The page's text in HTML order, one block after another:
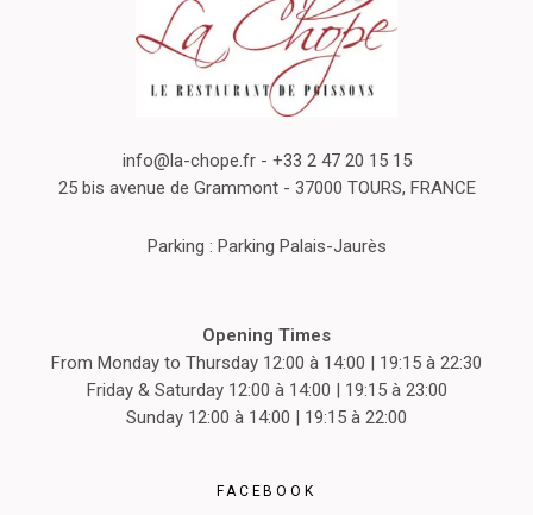
info@la-chope.fr- +33 2 47 20 15 15
25 bis avenue de Grammont - 37000 TOURS, FRANCE
Parking : Parking Palais-Jaurès
Opening Times
From Monday to Thursday 12:00 à 14:00 | 19:15 à 22:30
Friday & Saturday 12:00 à 14:00 | 19:15 à 23:00
Sunday 12:00 à 14:00 | 19:15 à 22:00
FACEBOOK